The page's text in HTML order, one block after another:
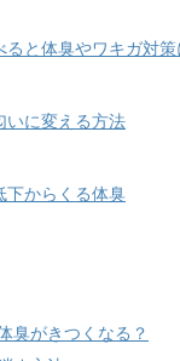
ると体臭やワキガ対策
いに変える方法
下からくる体臭
臭がきつくなる？